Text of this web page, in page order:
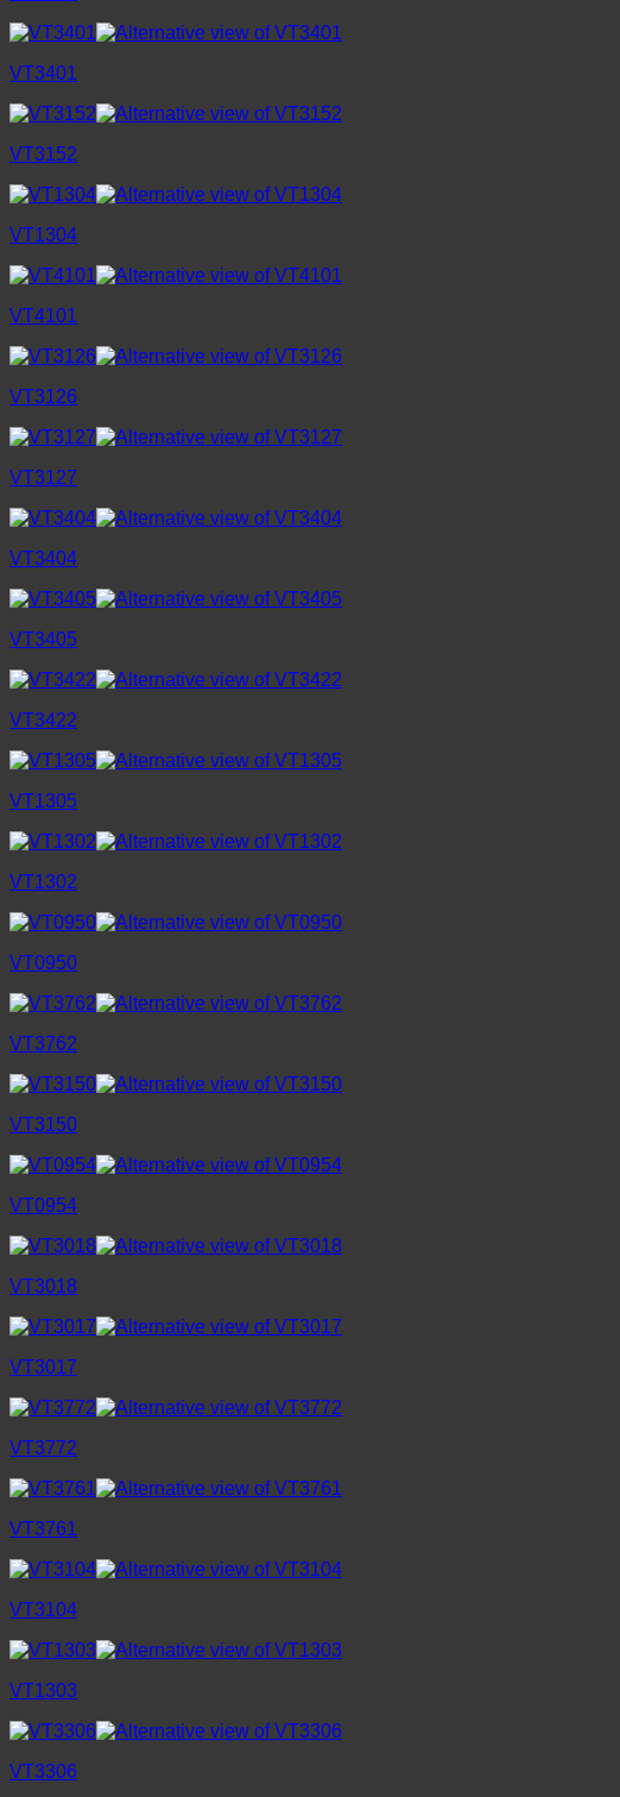
VT3401
VT3152
VT1304
VT4101
VT3126
VT3127
VT3404
VT3405
VT3422
VT1305
VT1302
VT0950
VT3762
VT3150
VT0954
VT3018
VT3017
VT3772
VT3761
VT3104
VT1303
VT3306